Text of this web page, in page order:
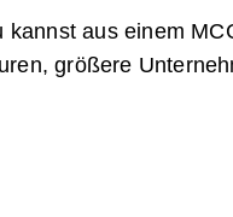
kannst aus einem
größere